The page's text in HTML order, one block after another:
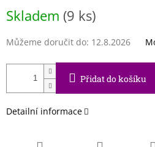
cena:
Skladem (9 ks)
Můžeme doručit do: 12.8.2026
Přidat do košíku
Detailní informace